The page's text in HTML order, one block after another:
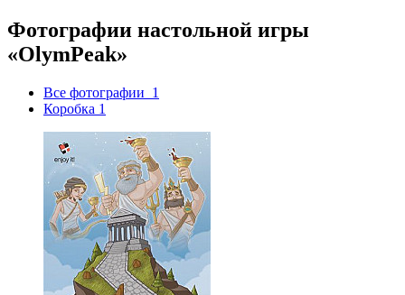
Фотографии настольной игры
«OlymPeak»
Все фотографии 1
Коробка 1